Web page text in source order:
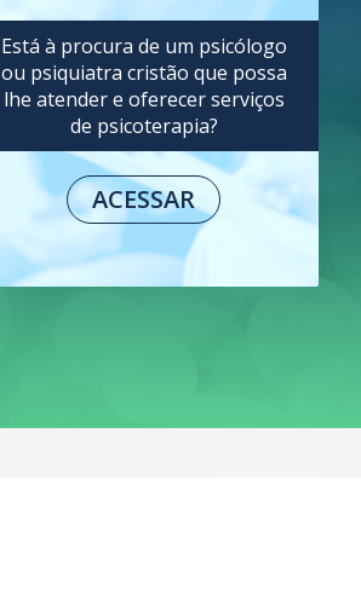
Está à procura de um psicólogo
ou psiquiatra cristão que possa
lhe atender e oferecer serviços
de psicoterapia?
ACESSAR